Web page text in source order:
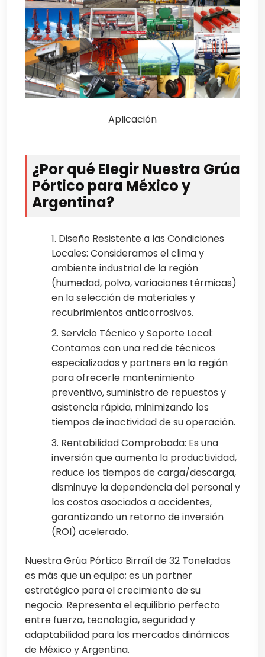
Aplicación
¿Por qué Elegir Nuestra Grúa
Pórtico para México y
Argentina?
1. Diseño Resistente a las Condiciones
Locales: Consideramos el clima y
ambiente industrial de la región
(humedad, polvo, variaciones térmicas)
en la selección de materiales y
recubrimientos anticorrosivos.
2. Servicio Técnico y Soporte Local:
Contamos con una red de técnicos
especializados y partners en la región
para ofrecerle mantenimiento
preventivo, suministro de repuestos y
asistencia rápida, minimizando los
tiempos de inactividad de su operación.
3. Rentabilidad Comprobada: Es una
inversión que aumenta la productividad,
reduce los tiempos de carga/descarga,
disminuye la dependencia del personal y
los costos asociados a accidentes,
garantizando un retorno de inversión
(ROI) acelerado.
Nuestra Grúa Pórtico Birraíl de 32 Toneladas
es más que un equipo; es un partner
estratégico para el crecimiento de su
negocio. Representa el equilibrio perfecto
entre fuerza, tecnología, seguridad y
adaptabilidad para los mercados dinámicos
de México y Argentina.